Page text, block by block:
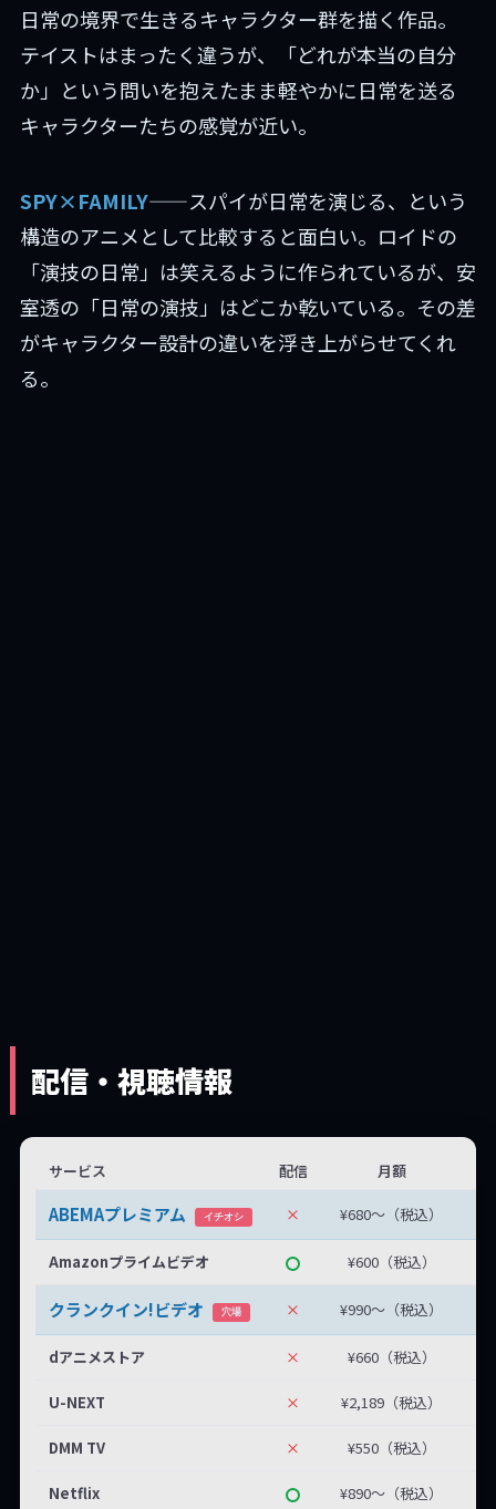
日常の境界で生きるキャラクター群を描く作品。
テイストはまったく違うが、「どれが本当の自分
か」という問いを抱えたまま軽やかに日常を送る
キャラクターたちの感覚が近い。
SPY×FAMILY——スパイが日常を演じる、という
構造のアニメとして比較すると面白い。ロイドの
「演技の日常」は笑えるように作られているが、安
室透の「日常の演技」はどこか乾いている。その差
がキャラクター設計の違いを浮き上がらせてくれ
る。
配信・視聴情報
サービス 配信 月額
ABEMAプレミアム イチオシ × ¥680〜（税込）
Amazonプライムビデオ ¥600（税込）
クランクイン!ビデオ 穴場 × ¥990〜（税込）
dアニメストア × ¥660（税込）
U-NEXT × ¥2,189（税込）
DMM TV × ¥550（税込）
Netflix ¥890〜（税込）